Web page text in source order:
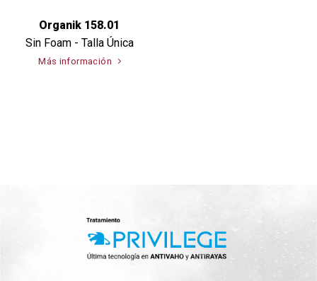
Organik 158.01
Sin Foam - Talla Única
Más información